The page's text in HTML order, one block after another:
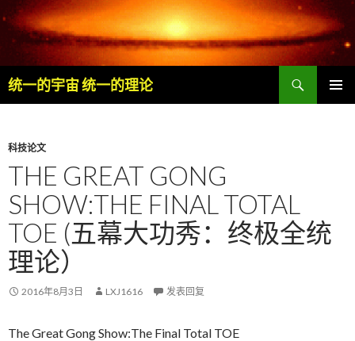
统一的宇宙 统一的理论
搜
索
容
科技论文
THE GREAT GONG
SHOW:THE FINAL TOTAL
TOE (五幕大功秀：终极全统
理论）
2016年8月3日 LXJ1616 发表回复
The Great Gong Show:The Final Total TOE